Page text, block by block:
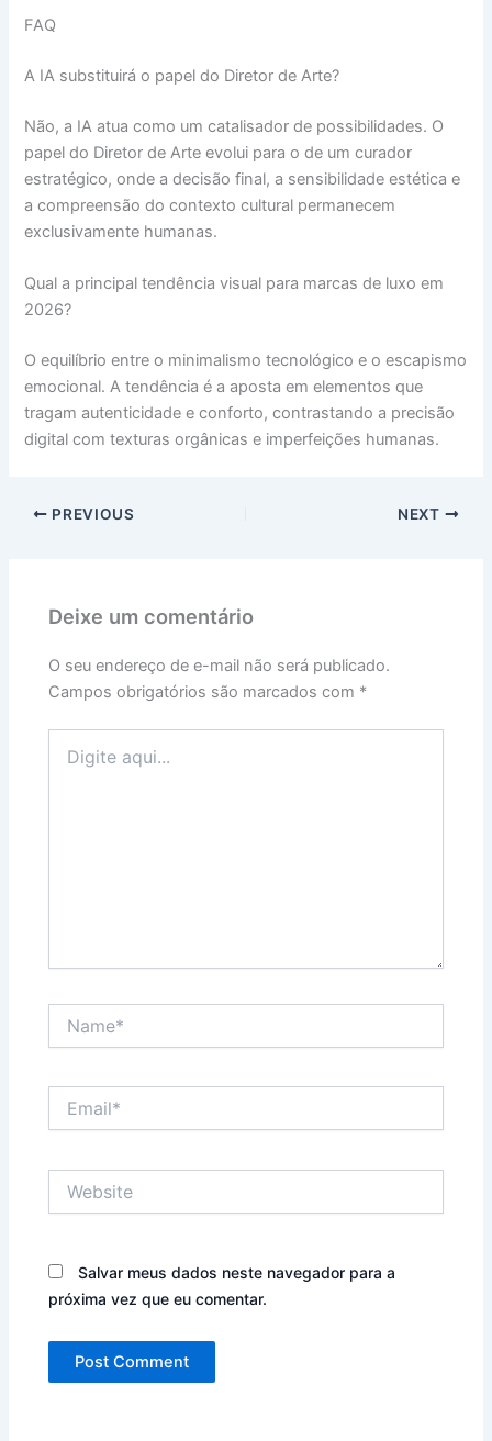
FAQ
A IA substituirá o papel do Diretor de Arte?
Não, a IA atua como um catalisador de possibilidades. O
papel do Diretor de Arte evolui para o de um curador
estratégico, onde a decisão final, a sensibilidade estética e
a compreensão do contexto cultural permanecem
exclusivamente humanas.
Qual a principal tendência visual para marcas de luxo em
2026?
O equilíbrio entre o minimalismo tecnológico e o escapismo
emocional. A tendência é a aposta em elementos que
tragam autenticidade e conforto, contrastando a precisão
digital com texturas orgânicas e imperfeições humanas.
PREVIOUS NEXT
Deixe um comentário
O seu endereço de e-mail não será publicado.
Campos obrigatórios são marcados com *
aqui...
Salvar meus dados neste navegador para a
próxima vez que eu comentar.